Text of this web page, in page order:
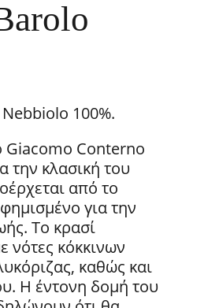
100%.
Giacomo Conterno
την κλασική του
από το
για την
Το κρασί
νότες κόκκινων
καθώς και
Η έντονη δομή του